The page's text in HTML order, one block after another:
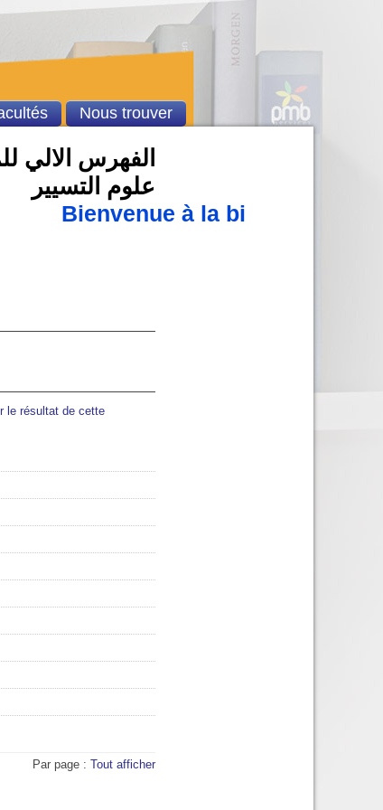
الفهرس الالي
علوم التسيير
Bienvenue à la bibliothèque
le résultat de cette
Par page : Tout afficher
Nous trouver